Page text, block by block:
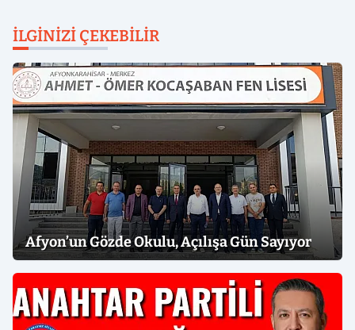
İLGINIZI ÇEKEBILIR
Afyon’un Gözde Okulu, Açılışa Gün Sayıyor